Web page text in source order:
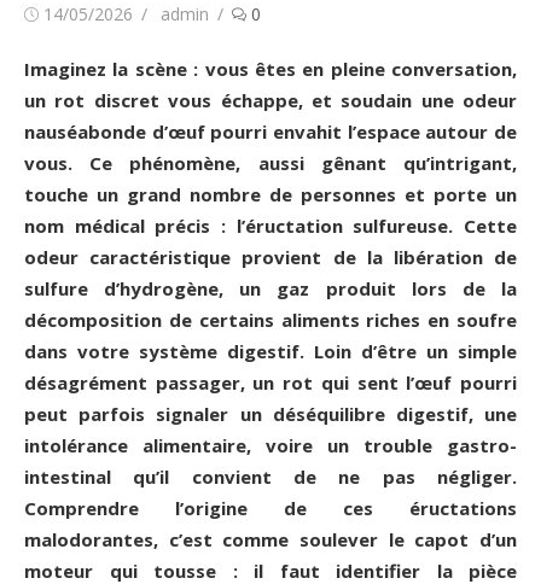
Publié14/05/2026 Auteur/autrice
admin 0
Imaginez la scène : vous êtes en pleine conversation,
un rot discret vous échappe, et soudain une odeur
nauséabonde d’œuf pourri envahit l’espace autour de
vous. Ce phénomène, aussi gênant qu’intrigant,
touche un grand nombre de personnes et porte un
nom médical précis : l’éructation sulfureuse. Cette
odeur caractéristique provient de la libération de
sulfure d’hydrogène, un gaz produit lors de la
décomposition de certains aliments riches en soufre
dans votre système digestif. Loin d’être un simple
désagrément passager, un rot qui sent l’œuf pourri
peut parfois signaler un déséquilibre digestif, une
intolérance alimentaire, voire un trouble gastro-
intestinal qu’il convient de ne pas négliger.
Comprendre l’origine de ces éructations
malodorantes, c’est comme soulever le capot d’un
moteur qui tousse : il faut identifier la pièce